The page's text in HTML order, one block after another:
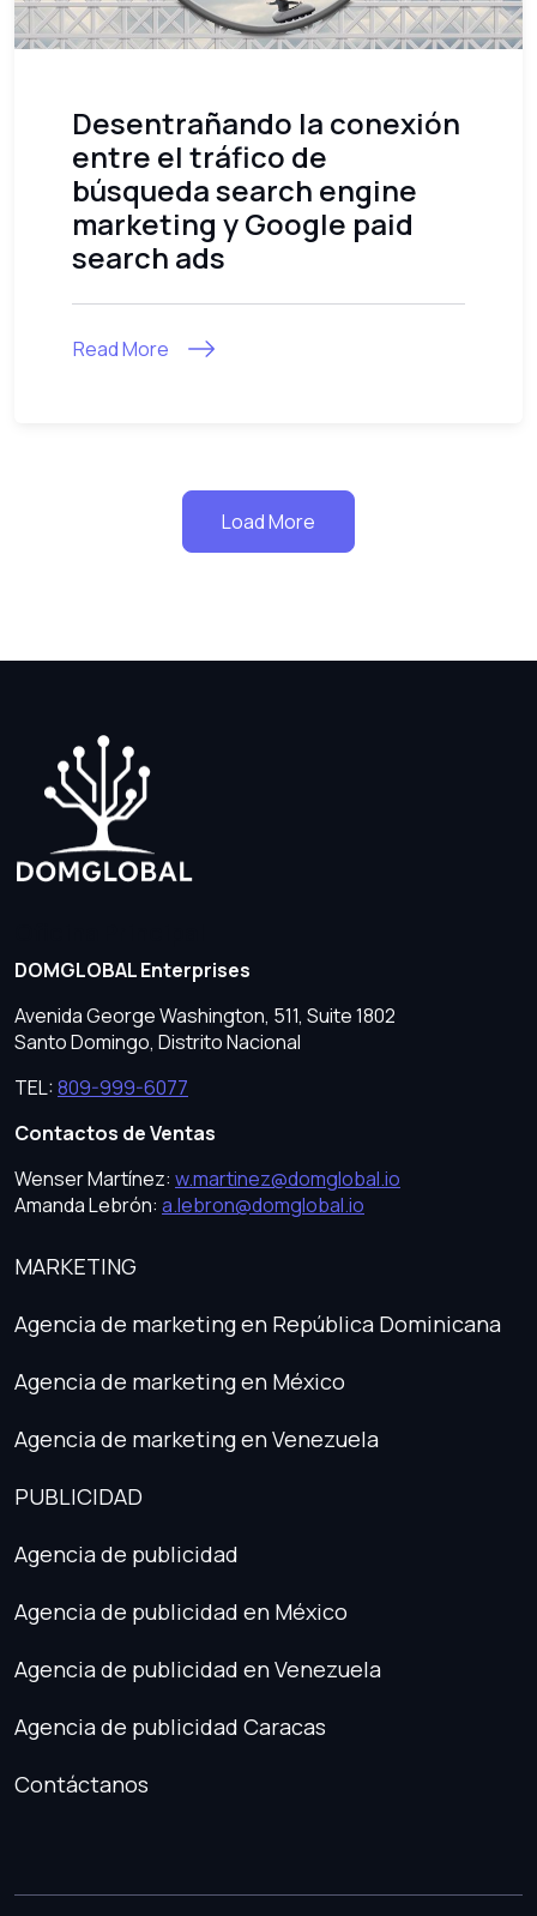
Desentrañando la conexión
entre el tráfico de
búsqueda search engine
marketing y Google paid
search ads
Read More
Load More
DOMGLOBAL Enterprises
Avenida George Washington, 511, Suite 1802
Santo Domingo, Distrito Nacional
TEL:809-999-6077
Contactos de Ventas
Wenser Martínez: w.martinez@domglobal.io
Amanda Lebrón: a.lebron@domglobal.io
MARKETING
Agencia de marketing en República Dominicana
Agencia de marketing en México
Agencia de marketing en Venezuela
PUBLICIDAD
Agencia de publicidad
Agencia de publicidad en México
Agencia de publicidad en Venezuela
Agencia de publicidad Caracas
Contáctanos